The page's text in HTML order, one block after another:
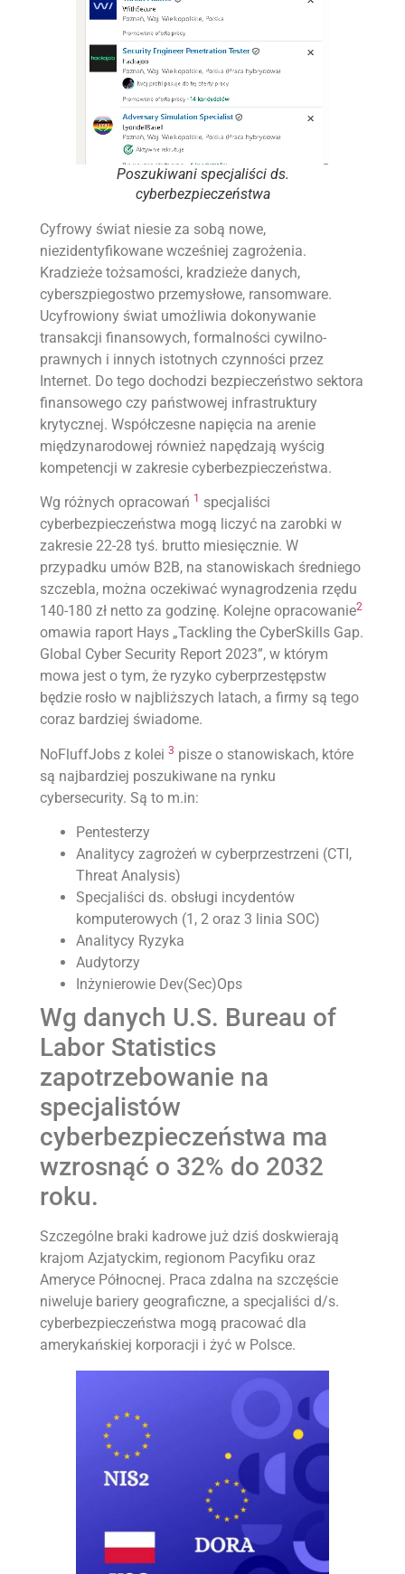
Poszukiwani specjaliści ds.
cyberbezpieczeństwa
Cyfrowy świat niesie za sobą nowe,
niezidentyfikowane wcześniej zagrożenia.
Kradzieże tożsamości, kradzieże danych,
cyberszpiegostwo przemysłowe, ransomware.
Ucyfrowiony świat umożliwia dokonywanie
transakcji finansowych, formalności cywilno-
prawnych i innych istotnych czynności przez
Internet. Do tego dochodzi bezpieczeństwo sektora
finansowego czy państwowej infrastruktury
krytycznej. Współczesne napięcia na arenie
międzynarodowej również napędzają wyścig
kompetencji w zakresie cyberbezpieczeństwa.
Wg różnych opracowań 1 specjaliści
cyberbezpieczeństwa mogą liczyć na zarobki w
zakresie 22-28 tyś. brutto miesięcznie. W
przypadku umów B2B, na stanowiskach średniego
szczebla, można oczekiwać wynagrodzenia rzędu
140-180 zł netto za godzinę. Kolejne opracowanie2
omawia raport Hays „Tackling the CyberSkills Gap.
Global Cyber Security Report 2023”, w którym
mowa jest o tym, że ryzyko cyberprzestępstw
będzie rosło w najbliższych latach, a firmy są tego
coraz bardziej świadome.
NoFluffJobs z kolei 3 pisze o stanowiskach, które
są najbardziej poszukiwane na rynku
cybersecurity. Są to m.in:
Pentesterzy
Analitycy zagrożeń w cyberprzestrzeni (CTI,
Threat Analysis)
Specjaliści ds. obsługi incydentów
komputerowych (1, 2 oraz 3 linia SOC)
Analitycy Ryzyka
Audytorzy
Inżynierowie Dev(Sec)Ops
Wg danych U.S. Bureau of
Labor Statistics
zapotrzebowanie na
specjalistów
cyberbezpieczeństwa ma
wzrosnąć o 32% do 2032
roku.
Szczególne braki kadrowe już dziś doskwierają
krajom Azjatyckim, regionom Pacyfiku oraz
Ameryce Północnej. Praca zdalna na szczęście
niweluje bariery geograficzne, a specjaliści d/s.
cyberbezpieczeństwa mogą pracować dla
amerykańskiej korporacji i żyć w Polsce.